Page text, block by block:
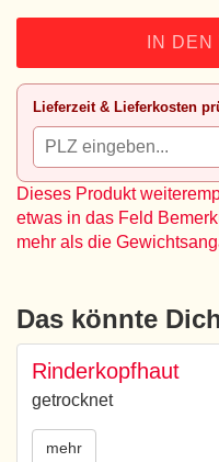
IN
Lieferzeit & Lieferkosten
Dieses Produkt
etwas in das Feld
mehr als die
Das könnte
Rinderkopfhaut
getrocknet
mehr